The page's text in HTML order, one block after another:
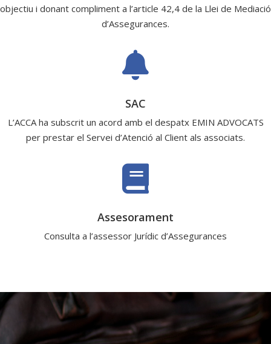
objectiu i donant compliment a l’article 42,4 de la Llei de Mediació
d’Assegurances.

SAC
L’ACCA ha subscrit un acord amb el despatx EMIN ADVOCATS
per prestar el Servei d’Atenció al Client als associats.

Assesorament
Consulta a l’assessor Jurídic d’Assegurances